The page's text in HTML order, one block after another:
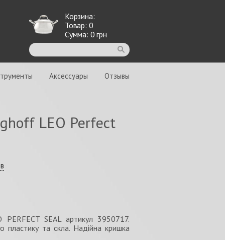
Корзина:
Товар: 0
Сумма: 0 грн
Аксессуары Отзывы
LEO Perfect
SEAL артикул 3950717.
пластику та скла. Надійна кришка